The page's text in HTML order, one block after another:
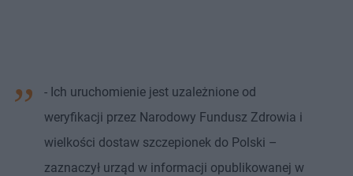
- Ich uruchomienie jest uzależnione od
weryfikacji przez Narodowy Fundusz Zdrowia i
wielkości dostaw szczepionek do Polski –
zaznaczył urząd w informacji opublikowanej w